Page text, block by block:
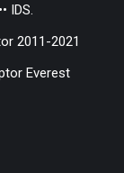
IDS.
2011-2021
Everest